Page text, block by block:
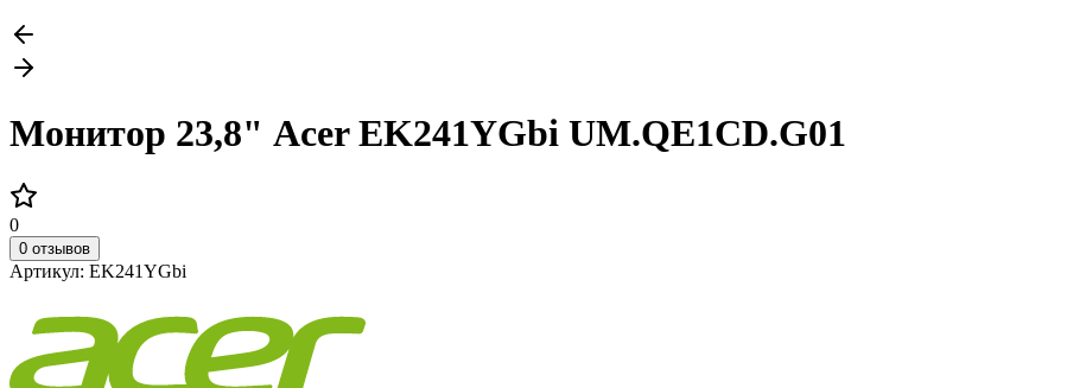
Монитор 23,8" Acer EK241YGbi UM.QE1CD.G01
0
0 отзывов
Артикул: EK241YGbi